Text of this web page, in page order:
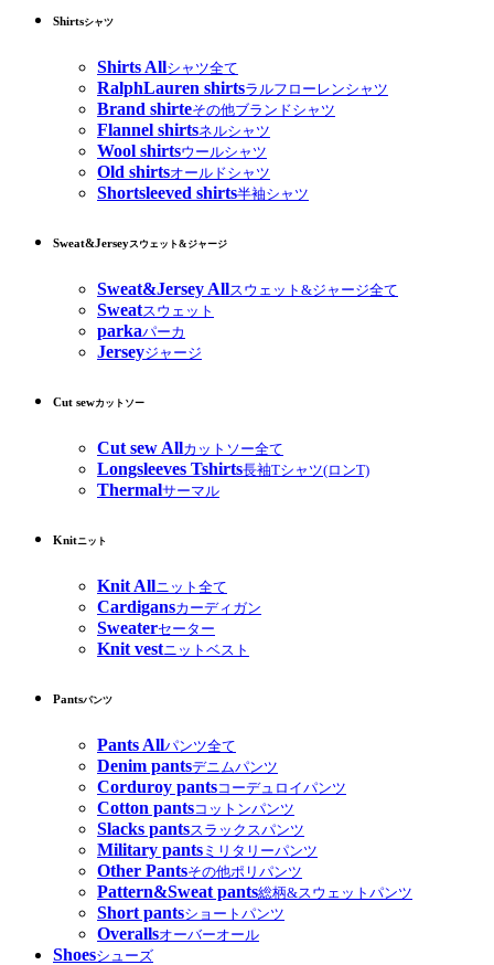
Shirtsシャツ
Shirts Allシャツ全て
RalphLauren shirtsラルフローレンシャツ
Brand shirteその他ブランドシャツ
Flannel shirtsネルシャツ
Wool shirtsウールシャツ
Old shirtsオールドシャツ
Shortsleeved shirts半袖シャツ
Sweat&Jerseyスウェット&ジャージ
Sweat&Jersey Allスウェット&ジャージ全て
Sweatスウェット
parkaパーカ
Jerseyジャージ
Cut sewカットソー
Cut sew Allカットソー全て
Longsleeves Tshirts長袖Tシャツ(ロンT)
Thermalサーマル
Knitニット
Knit Allニット全て
Cardigansカーディガン
Sweaterセーター
Knit vestニットベスト
Pantsパンツ
Pants Allパンツ全て
Denim pantsデニムパンツ
Corduroy pantsコーデュロイパンツ
Cotton pantsコットンパンツ
Slacks pantsスラックスパンツ
Military pants ミリタリーパンツ
Other Pantsその他ポリパンツ
Pattern&Sweat pants総柄&スウェットパンツ
Short pantsショートパンツ
Overallsオーバーオール
Shoesシューズ